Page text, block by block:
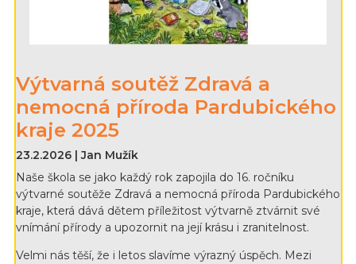
Výtvarná soutěž Zdravá a
nemocná příroda Pardubického
kraje 2025
23.2.2026 | Jan Mužík
Naše škola se jako každý rok zapojila do 16. ročníku
výtvarné soutěže Zdravá a nemocná příroda Pardubického
kraje, která dává dětem příležitost výtvarně ztvárnit své
vnímání přírody a upozornit na její krásu i zranitelnost.
Velmi nás těší, že i letos slavíme výrazný úspěch. Mezi